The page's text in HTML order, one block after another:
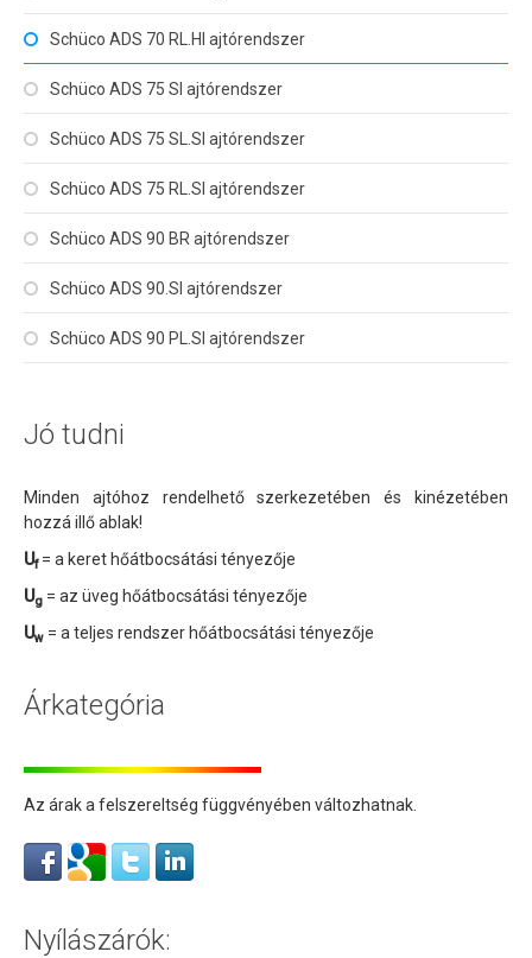
Schüco ADS 70 RL.HI ajtórendszer
Schüco ADS 75 SI ajtórendszer
Schüco ADS 75 SL.SI ajtórendszer
Schüco ADS 75 RL.SI ajtórendszer
Schüco ADS 90 BR ajtórendszer
Schüco ADS 90.SI ajtórendszer
Schüco ADS 90 PL.SI ajtórendszer
Jó tudni
Minden ajtóhoz rendelhető szerkezetében és kinézetében
hozzá illő ablak!
Uf= a keret hőátbocsátási tényezője
Ug = az üveg hőátbocsátási tényezője
Uw = a teljes rendszer hőátbocsátási tényezője
Árkategória
Az árak a felszereltség függvényében változhatnak.
Nyílászárók: